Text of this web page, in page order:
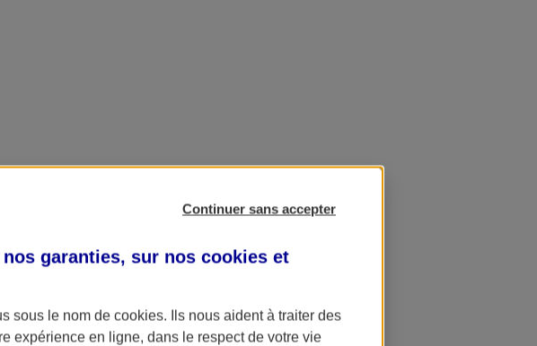
Continuer sans accepter
garanties, sur nos cookies et
sous le nom de cookies. Ils nous aident à traiter des
expérience en ligne, dans le respect de votre vie